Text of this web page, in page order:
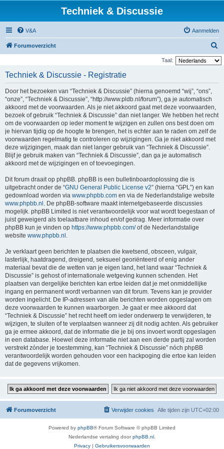
Techniek & Discussie
V&A Aanmelden
Forumoverzicht
o
Taal:
Techniek & Discussie - Registratie
Door het bezoeken van “Techniek & Discussie” (hierna genoemd “wij”, “ons”,
“onze”, “Techniek & Discussie”, “http://www.pldb.nl/forum”), ga je automatisch
akkoord met de voorwaarden. Als je niet akkoord gaat met deze voorwaarden,
bezoek of gebruik “Techniek & Discussie” dan niet langer. We hebben het recht
om de voorwaarden op ieder moment te wijzigen en zullen ons best doen om
je hiervan tijdig op de hoogte te brengen, het is echter aan te raden om zelf de
voorwaarden regelmatig te controleren op wijzigingen. Ga je niet akkoord met
deze wijzigingen, maak dan niet langer gebruik van “Techniek & Discussie”.
Blijf je gebruik maken van “Techniek & Discussie”, dan ga je automatisch
akkoord met de wijzigingen en of toevoegingen.
Dit forum draait op phpBB. phpBB is een bulletinboardoplossing die is
uitgebracht onder de “GNU General Public License v2” (hierna “GPL”) en kan
gedownload worden via www.phpbb.com en via de Nederlandstalige website
www.phpbb.nl . De phpBB-software maakt internetgebaseerde discussies
mogelijk. phpBB Limited is niet verantwoordelijk voor wat wordt toegestaan of
juist geweigerd als toelaatbare inhoud en/of gedrag. Meer informatie over
phpBB kun je vinden op https://www.phpbb.com/of de Nederlandstalige
website www.phpbb.nl .
Je verklaart geen berichten te plaatsen die kwetsend, obsceen, vulgair,
lasterlijk, haatdragend, dreigend, seksueel georiënteerd of enig ander
materiaal bevat die de wetten van je eigen land, het land waar “Techniek &
Discussie” is gehost of internationale wetgeving kunnen schenden. Het
plaatsen van dergelijke berichten kan ertoe leiden dat je met onmiddellijke
ingang en permanent wordt verbannen van dit forum. Tevens kan je provider
worden ingelicht. De IP-adressen van alle berichten worden opgeslagen om
deze voorwaarden te kunnen waarborgen. Je gaat er mee akkoord dat
“Techniek & Discussie” het recht heeft om ieder onderwerp te verwijderen, te
wijzigen, te sluiten of te verplaatsen wanneer zij dit nodig achten. Als gebruiker
ga je ermee akkoord, dat de informatie die je bij ons invoert wordt opgeslagen
in een database. Hoewel deze informatie niet aan een derde partij zal worden
verstrekt zónder je toestemming, kan “Techniek & Discussie” nóch phpBB
verantwoordelijk worden gehouden voor een hackpoging die ertoe kan leiden
dat de gegevens vrijkomen.
Forumoverzicht Alle tijden zijn UTC+02:00
Verwijder cookies
Powered by phpBB® Forum Software © phpBB Limited
Nederlandse vertaling doorphpBB.nl
Privacy | Gebruikersvoorwaarden